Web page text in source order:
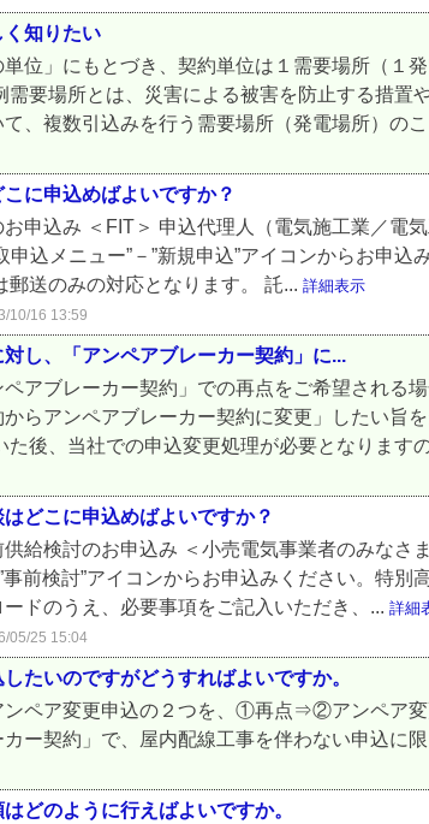
知りたい
位」にもとづき、契約単位は１需要場所（１
需要場所とは、災害による被害を防止する措置
、複数引込みを行う需要場所（発電場所）のこ
に申込めばよいですか？
申込み ＜FIT＞ 申込代理人（電気施工業／電
込メニュー”－”新規申込”アイコンからお申込
送のみの対応となります。 託... 詳細表示
10/16 13:59
し、「アンペアブレーカー契約」に...
アブレーカー契約」での再点をご希望される
らアンペアブレーカー契約に変更」したい旨
後、当社での申込変更処理が必要となります
どこに申込めばよいですか？
給検討のお申込み ＜小売電気事業者のみなさ
前検討”アイコンからお申込みください。特別
ドのうえ、必要事項をご記入いただき、... 詳細
05/25 15:04
たいのですがどうすればよいですか。
ペア変更申込の２つを、①再点⇒②アンペア変
ー契約」で、屋内配線工事を伴わない申込に限
どのように行えばよいですか。